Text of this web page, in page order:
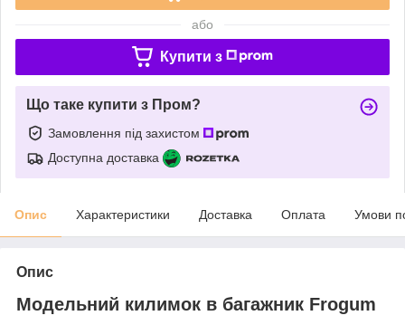
або
Купити з
Що таке купити з Пром?
Замовлення під захистом
Доступна доставка
Опис Характеристики Доставка Оплата Умови
Опис
Модельний килимок в багажник Frogum